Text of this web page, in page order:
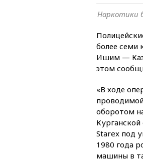
Наркотики
более семи
Ишим —
этом
«В ходе
оборотом
Starex под
1980 года
машины в